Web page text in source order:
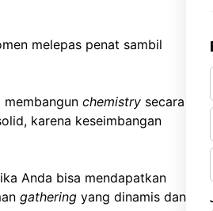
melepas penat sambil
chemistry secara
karena keseimbangan
Anda bisa mendapatkan
gathering yang dinamis dan